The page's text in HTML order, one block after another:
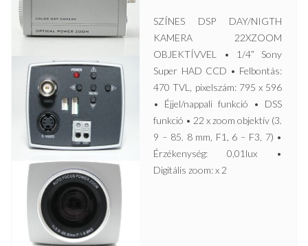
SZÍNES DSP DAY/NIGTH
KAMERA 22XZOOM
OBJEKTÍVVEL • 1/4” Sony
Super HAD CCD • Felbontás:
470 TVL, pixelszám: 795 x 596
• Éjjel/nappali funkció • DSS
funkció • 22 x zoom objektív (3.
9 – 85. 8 mm, F1, 6 – F3, 7) •
Érzékenység: 0,01lux •
Digitális zoom: x 2